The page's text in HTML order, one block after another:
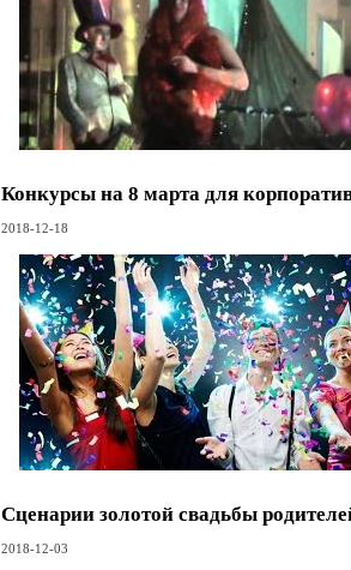
Конкурсы на 8 марта для
2018-12-18
Сценарии золотой свадьбы
2018-12-03